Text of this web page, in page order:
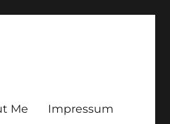
Me Impressum